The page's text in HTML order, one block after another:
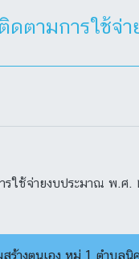
ดตามการใช้
ารใช้จ่ายงบประมาณ พ.
ร้างตนเอง หมู่ 1 ตำบล